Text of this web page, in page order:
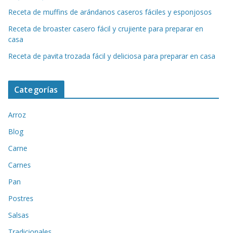
Receta de muffins de arándanos caseros fáciles y esponjosos
Receta de broaster casero fácil y crujiente para preparar en
casa
Receta de pavita trozada fácil y deliciosa para preparar en casa
Categorías
Arroz
Blog
Carne
Carnes
Pan
Postres
Salsas